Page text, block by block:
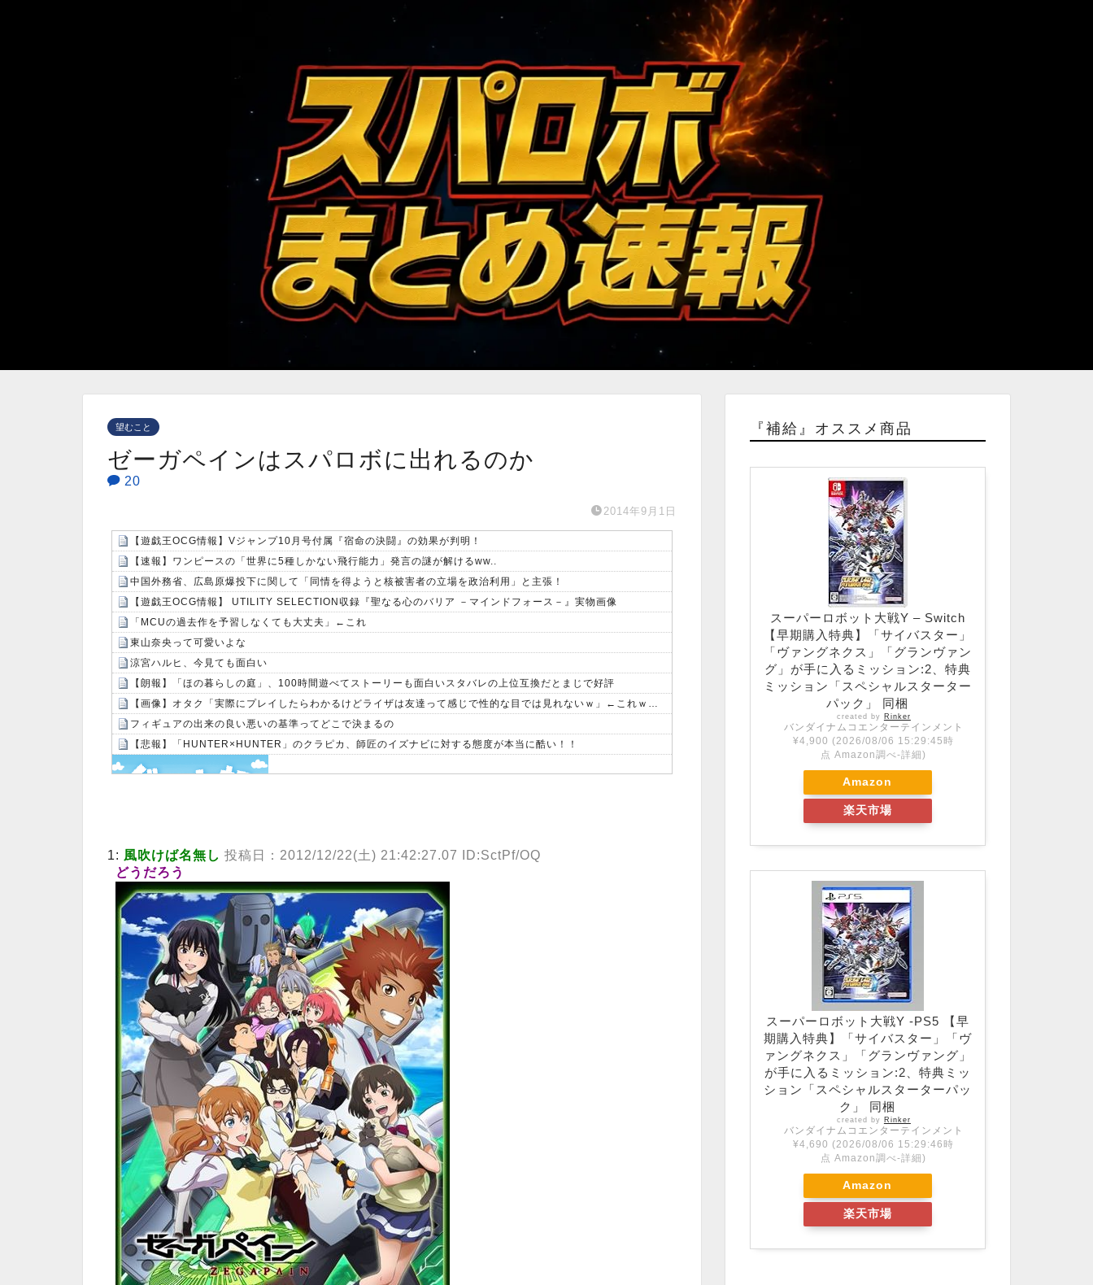
望むこと
ゼーガペインはスパロボに出れるのか
20
2014年9月1日
【遊戯王OCG情報】Vジャンプ10月号付属『宿命の決闘』の効果が判明！
【速報】ワンピースの「世界に5種しかない飛行能力」発言の謎が解けるww..
中国外務省、広島原爆投下に関して「同情を得ようと核被害者の立場を政治利用」と主張！
【遊戯王OCG情報】 UTILITY SELECTION収録『聖なる心のバリア －マインドフォース－』実物画像
「MCUの過去作を予習しなくても大丈夫」←これ
東山奈央って可愛いよな
涼宮ハルヒ、今見ても面白い
【朗報】「ほの暮らしの庭」、100時間遊べてストーリーも面白いスタバレの上位互換だとまじで好評
【画像】オタク「実際にプレイしたらわかるけどライザは友達って感じで性的な目では見れないｗ」←これｗｗｗｗ：26/08/06のニュース
フィギュアの出来の良い悪いの基準ってどこで決まるの
【悲報】「HUNTER×HUNTER」のクラピカ、師匠のイズナビに対する態度が本当に酷い！！
1: 風吹けば名無し 投稿日：2012/12/22(土) 21:42:27.07 ID:SctPf/OQ
どうだろう
『補給』オススメ商品
スーパーロボット大戦Y – Switch
【早期購入特典】「サイバスター」
「ヴァングネクス」「グランヴァン
グ」が手に入るミッション:2、特典
ミッション「スペシャルスターター
パック」 同梱
created by Rinker
バンダイナムコエンターテインメント
¥4,900 (2026/08/06 15:29:45時
点 Amazon調べ-詳細)
Amazon
楽天市場
スーパーロボット大戦Y -PS5 【早
期購入特典】「サイバスター」「ヴ
ァングネクス」「グランヴァング」
が手に入るミッション:2、特典ミッ
ション「スペシャルスターターパッ
ク」 同梱
created by Rinker
バンダイナムコエンターテインメント
¥4,690 (2026/08/06 15:29:46時
点 Amazon調べ-詳細)
Amazon
楽天市場